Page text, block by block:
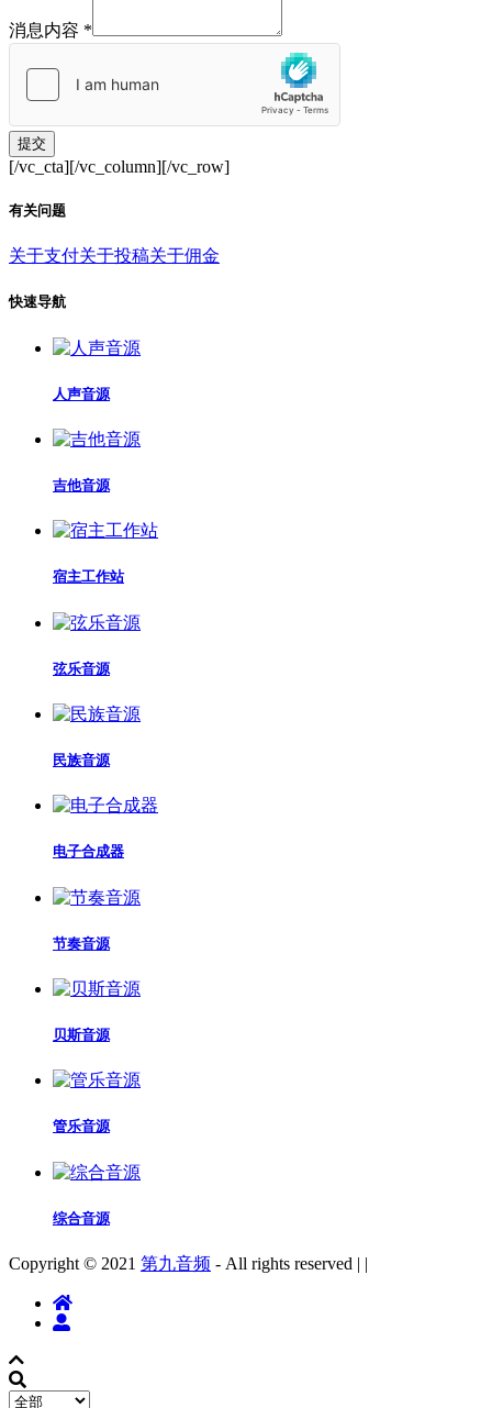
消息内容 *
提交
[/vc_cta][/vc_column][/vc_row]
有关问题
关于支付关于投稿关于佣金
快速导航
人声音源
吉他音源
宿主工作站
弦乐音源
民族音源
电子合成器
节奏音源
贝斯音源
管乐音源
综合音源
Copyright © 2021 第九音频 - All rights reserved | |